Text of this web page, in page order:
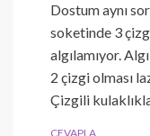
Dostum aynı
soketinde 3
algılamıyor.
2 çizgi olması
Çizgili
CEVAPLA